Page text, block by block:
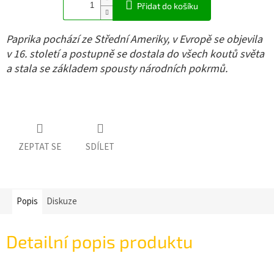
Přidat do košíku
Paprika pochází ze Střední Ameriky, v Evropě se objevila
v 16. století a postupně se dostala do všech koutů světa
a stala se základem spousty národních pokrmů.
ZEPTAT SE SDÍLET
Popis Diskuze
Detailní popis produktu